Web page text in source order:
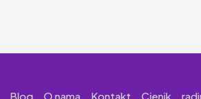
Blog O nama Kontakt Cjenik